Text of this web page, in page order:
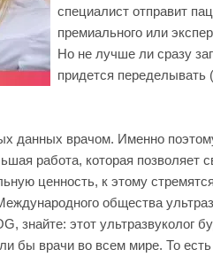
специалист отправит
премиального или
Но не лучше ли сразу
придется переделывать
данных врачом. Именно
работа, которая позволяет
ценность, к этому
общества
знайте: этот ультразвуколог
бы врачи во всем мире. То